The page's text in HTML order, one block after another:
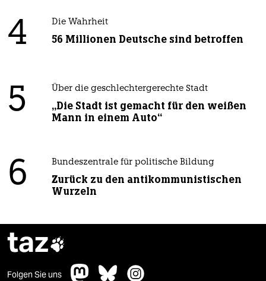
4 Die Wahrheit
56 Millionen Deutsche sind betroffen
5 Über die geschlechtergerechte Stadt
„Die Stadt ist gemacht für den weißen
Mann in einem Auto“
6 Bundeszentrale für politische Bildung
Zurück zu den antikommunistischen
Wurzeln
taz
Folgen Sie uns